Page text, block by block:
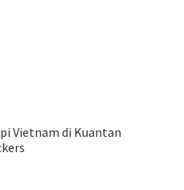
Vietnam di Kuantan